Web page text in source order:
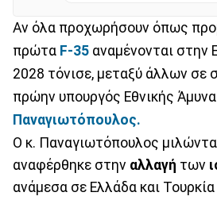
Αν όλα προχωρήσουν όπως
πρώτα F-35 αναμένονται στην
2028 τόνισε, μεταξύ άλλων σε
πρώην υπουργός Εθνικής
Παναγιωτόπουλος.
Ο κ. Παναγιωτόπουλος
αναφέρθηκε στην αλλαγή των
ανάμεσα σε Ελλάδα και